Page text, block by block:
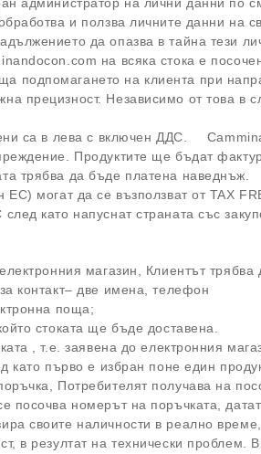
и ползва личните данни на
да опазва в тайна тези
на всяка стока е
подпомагането на клиента при
прецизност. Независимо от това в
са в лева с включен ДДС.
Продуктите ще бъдат
трябва да бъде платена наведнъж.
могат да се възползват от TAX
като напуснат страната със
магазин, Клиентът
контакт– две имена, телефон
поща;
стоката ще бъде доставена.
, т.е. заявена до електронния
като първо е избран поне един
Потребителят получава на
посочва номерът на поръчката,
своите наличности в реално
в резултат на технически проблем.